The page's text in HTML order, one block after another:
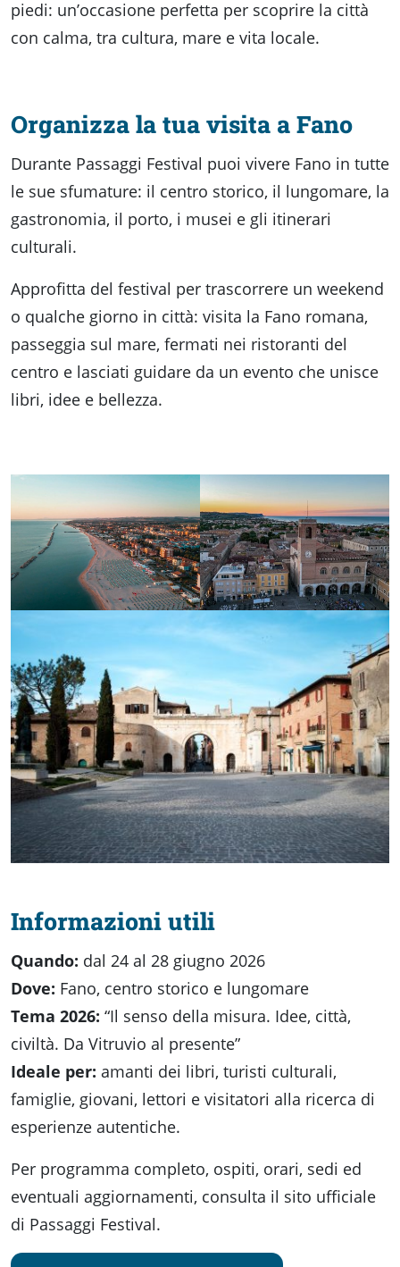
piedi: un’occasione perfetta per scoprire la città
con calma, tra cultura, mare e vita locale.
Organizza la tua visita a Fano
Durante Passaggi Festival puoi vivere Fano in tutte
le sue sfumature: il centro storico, il lungomare, la
gastronomia, il porto, i musei e gli itinerari
culturali.
Approfitta del festival per trascorrere un weekend
o qualche giorno in città: visita la Fano romana,
passeggia sul mare, fermati nei ristoranti del
centro e lasciati guidare da un evento che unisce
libri, idee e bellezza.
Informazioni utili
Quando: dal 24 al 28 giugno 2026
Dove: Fano, centro storico e lungomare
Tema 2026: “Il senso della misura. Idee, città,
civiltà. Da Vitruvio al presente”
Ideale per: amanti dei libri, turisti culturali,
famiglie, giovani, lettori e visitatori alla ricerca di
esperienze autentiche.
Per programma completo, ospiti, orari, sedi ed
eventuali aggiornamenti, consulta il sito ufficiale
di Passaggi Festival.